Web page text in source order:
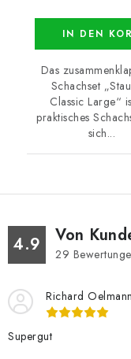
IN DEN
Das
Schachset
Classic Large“
praktisches
sich...
4.9 Von
29
Richard Oelmann
Supergut